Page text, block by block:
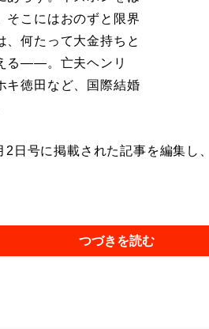
そこにはおのずと限界
、何たって大金持ちと
る――。亡夫ヘンリ
キ徳田など、国際結婚
日号に掲載された記事を編集し
つづきを読む